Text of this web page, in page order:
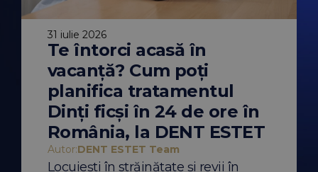
vs.
folosite pentru
31 iulie 2026
Te întorci acasă în
vacanță? Cum poți
planifica tratamentul
Dinți ficși în 24 de ore în
România, la DENT ESTET
Autor:DENT ESTET Team
Locuiești în străinătate și revii în
Autor:
aparat dentar vara?